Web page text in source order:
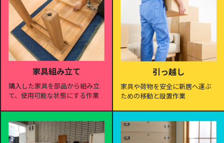
家具組み立て
購入した家具を部品から組み立
て、使用可能な状態にする作業
引っ越し
家具や荷物を安全に新居へ運ぶ
ための移動と設置作業